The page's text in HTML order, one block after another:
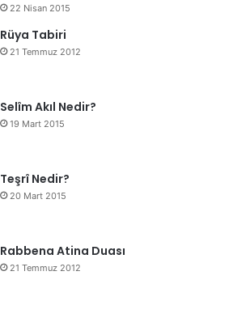
22 Nisan 2015
Rüya Tabiri
21 Temmuz 2012
Selîm Akıl Nedir?
19 Mart 2015
Teşrî Nedir?
20 Mart 2015
Rabbena Atina Duası
21 Temmuz 2012